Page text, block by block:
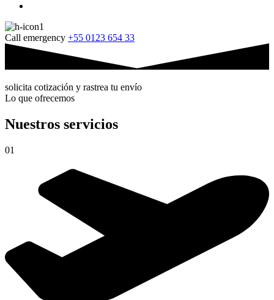
Call emergency +55 0123 654 33
solicita cotización y rastrea tu envío
Lo que ofrecemos
Nuestros servicios
01